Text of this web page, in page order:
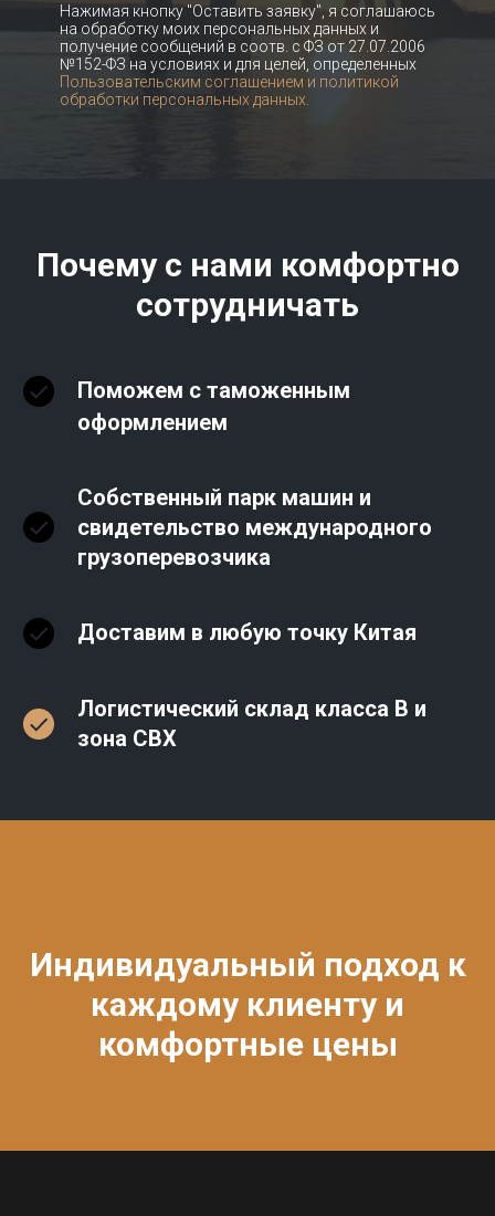
Нажимая кнопку "Оставить заявку", я соглашаюсь
на обработку моих персональных данных и
получение сообщений в соотв. с ФЗ от 27.07.2006
№152-ФЗ на условиях и для целей, определенных
Пользовательским соглашением и политикой
обработки персональных данных.
Почему с нами комфортно
сотрудничать
Поможем с таможенным
оформлением
Собственный парк машин и
свидетельство международного
грузоперевозчика
Доставим в любую точку Китая
Логистический склад класса В и
зона СВХ
Индивидуальный подход к
каждому клиенту и
комфортные цены